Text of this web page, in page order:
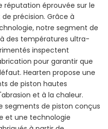
réputation éprouvée sur le
précision. Grâce à
notre segment de
des températures ultra-
inspectent
pour garantir que
Hearten propose une
de piston hautes
et à la chaleur.
segments de piston conçus
et une technologie